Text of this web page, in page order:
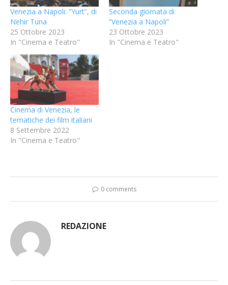
Venezia a Napoli: “Yurt”, di
Nehir Tuna
25 Ottobre 2023
In "Cinema e Teatro"
Seconda giornata di
“Venezia a Napoli”
23 Ottobre 2023
In "Cinema e Teatro"
Cinema di Venezia, le
tematiche dei film italiani
8 Settembre 2022
In "Cinema e Teatro"
0 comments
REDAZIONE